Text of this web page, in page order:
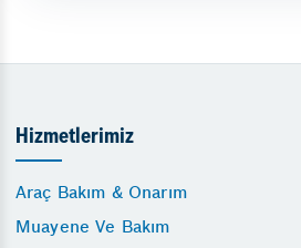
Hizmetlerimiz
Araç Bakım & Onarım
Muayene Ve Bakım